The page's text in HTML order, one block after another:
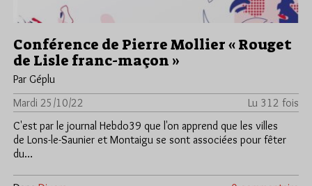
Conférence de Pierre Mollier « Rouget
de Lisle franc-maçon »
Par Géplu
Mardi 25/10/22
Lu 312 fois
C'est par le journal Hebdo39 que l'on apprend que les villes
de Lons-le-Saunier et Montaigu se sont associées pour fêter
du…